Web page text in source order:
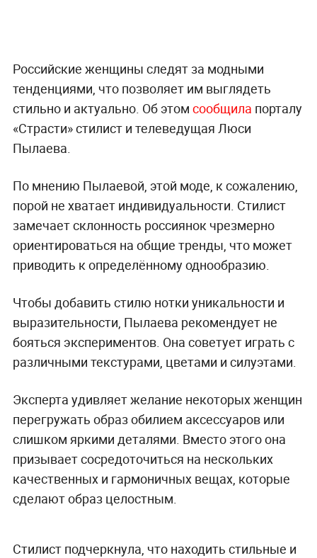
Российские женщины следят за модными
тенденциями, что позволяет им выглядеть
стильно и актуально. Об этом сообщила порталу
«Страсти» стилист и телеведущая Люси
Пылаева.
По мнению Пылаевой, этой моде, к сожалению,
порой не хватает индивидуальности. Стилист
замечает склонность россиянок чрезмерно
ориентироваться на общие тренды, что может
приводить к определённому однообразию.
Чтобы добавить стилю нотки уникальности и
выразительности, Пылаева рекомендует не
бояться экспериментов. Она советует играть с
различными текстурами, цветами и силуэтами.
Эксперта удивляет желание некоторых женщин
перегружать образ обилием аксессуаров или
слишком яркими деталями. Вместо этого она
призывает сосредоточиться на нескольких
качественных и гармоничных вещах, которые
сделают образ целостным.
Стилист подчеркнула, что находить стильные и